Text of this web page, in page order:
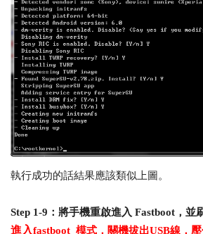
執行成功的話結果應該類似上圖。
Step 1-9：將手機重啟進入 Fastboot，並
進入fastboot 模式，關機拔出USB線，